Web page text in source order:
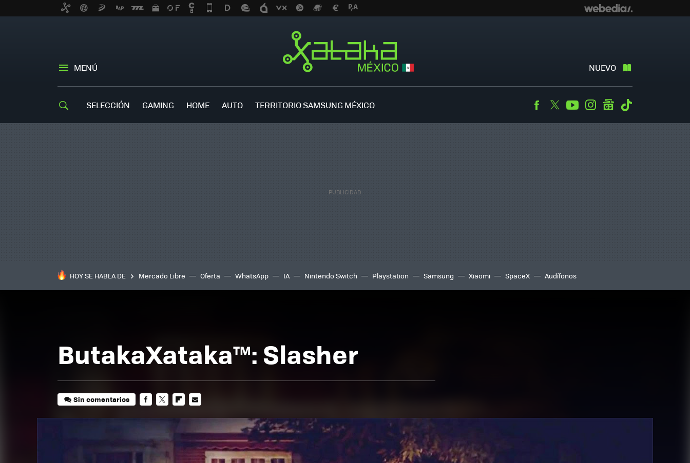
MENÚ NUEVO
SELECCIÓN GAMING HOME AUTO TERRITORIO SAMSUNG MÉXICO Facebook
TwitterYoutubeInstagramgooglenews
HOY SE HABLA DE Mercado Libre Oferta WhatsApp IA Nintendo Switch Playstation Samsung Xiaomi SpaceX Audífonos
ButakaXataka™: Slasher
Sin comentarios